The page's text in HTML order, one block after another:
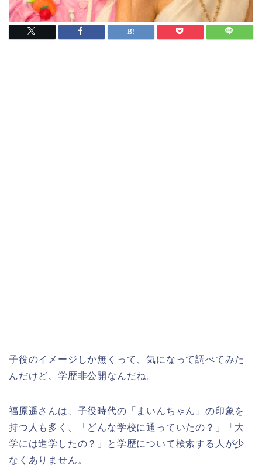
子役のイメージしか無くって、気になって調べてみた
んだけど、学歴非公開なんだね。
福原遥さんは、子役時代の「まいんちゃん」の印象を
持つ人も多く、「どんな学校に通っていたの？」「大
学には進学したの？」と学歴について検索する人が少
なくありません。